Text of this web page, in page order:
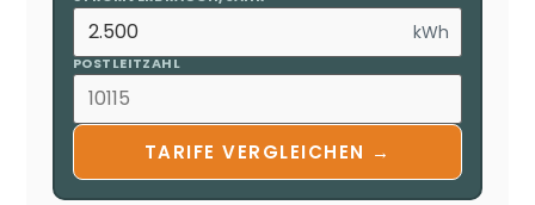
kWh
POSTLEITZAHL
TARIFE VERGLEICHEN →